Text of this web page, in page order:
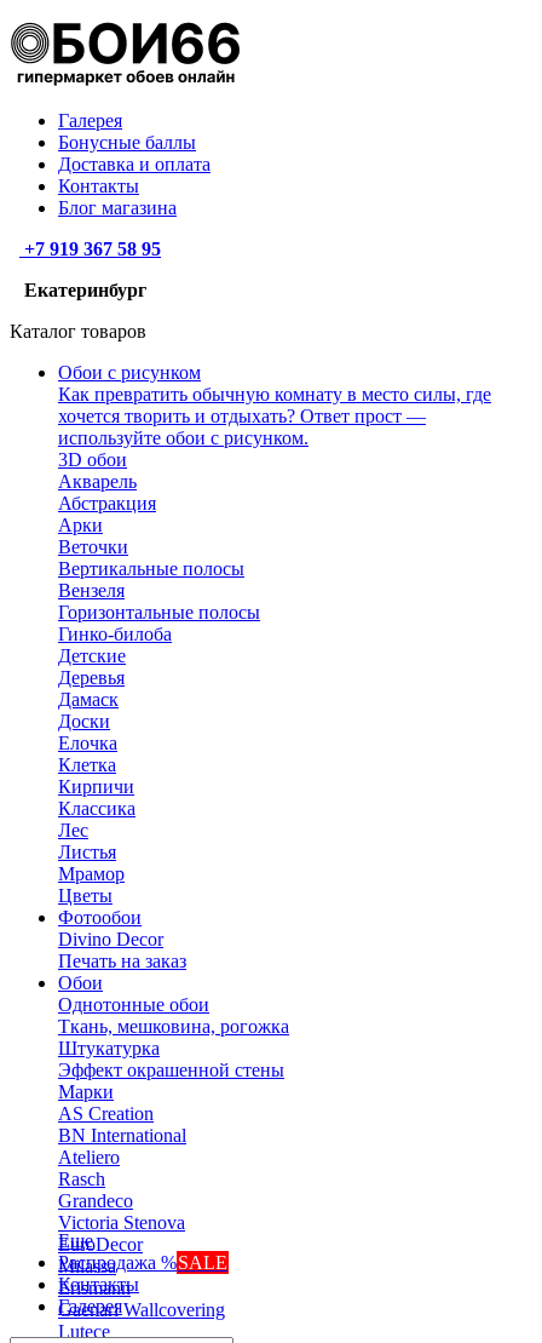
Галерея
Бонусные баллы
Доставка и оплата
Контакты
Блог магазина
+7 919 367 58 95
Екатеринбург
Каталог товаров
Обои с рисунком
Как превратить обычную комнату в место силы, где
хочется творить и отдыхать? Ответ прост —
используйте обои с рисунком.
3D обои
Акварель
Абстракция
Арки
Веточки
Вертикальные полосы
Вензеля
Горизонтальные полосы
Гинко-билоба
Детские
Деревья
Дамаск
Доски
Елочка
Клетка
Кирпичи
Классика
Лес
Листья
Мрамор
Цветы
Фотообои
Divino Decor
Печать на заказ
Обои
Однотонные обои
Ткань, мешковина, рогожка
Штукатурка
Эффект окрашенной стены
Марки
AS Creation
BN International
Ateliero
Rasch
Grandeco
Victoria Stenova
EuroDecor
Milassa
Erismann
Gaenari Wallcovering
Lutece
Еще
Распродажа %SALE
Контакты
Галерея